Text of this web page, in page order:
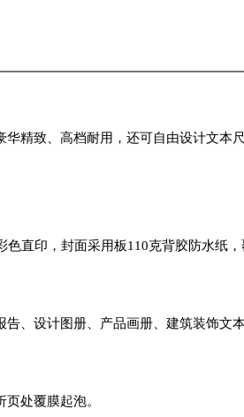
精致、高档耐用，还可自由设计文本
直印，封面采用板110克背胶防水纸，
、设计图册、产品画册、建筑装饰文本
处覆膜起泡。